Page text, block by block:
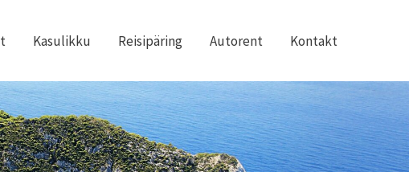
Kasulikku Reisipäring Autorent Kontakt